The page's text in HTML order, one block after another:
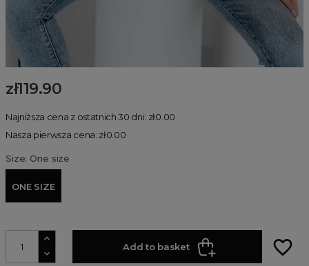
zł119.90
Najniższa cena z ostatnich 30 dni: zł0.00
Nasza pierwsza cena: zł0.00
Size: One size
ONE SIZE
Add to basket favorite_border